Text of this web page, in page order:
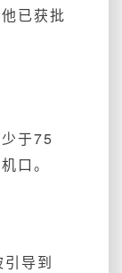
已获批
于75
口。
导到